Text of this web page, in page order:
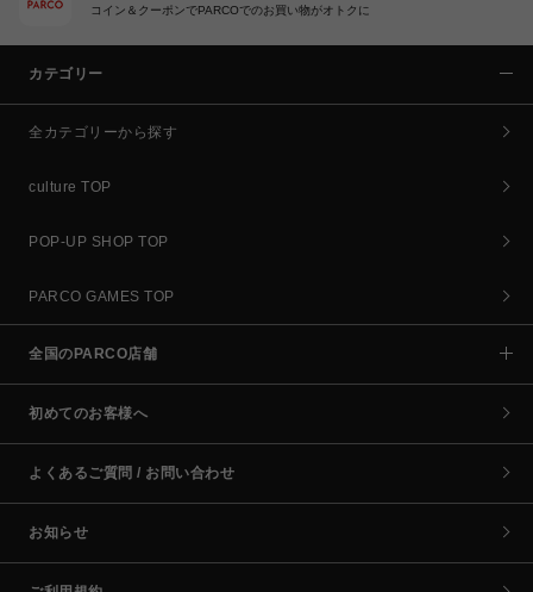
コイン＆クーポンでPARCOでのお買い物がオトクに
カテゴリー
全カテゴリーから探す
culture TOP
POP-UP SHOP TOP
PARCO GAMES TOP
全国のPARCO店舗
初めてのお客様へ
よくあるご質問 / お問い合わせ
お知らせ